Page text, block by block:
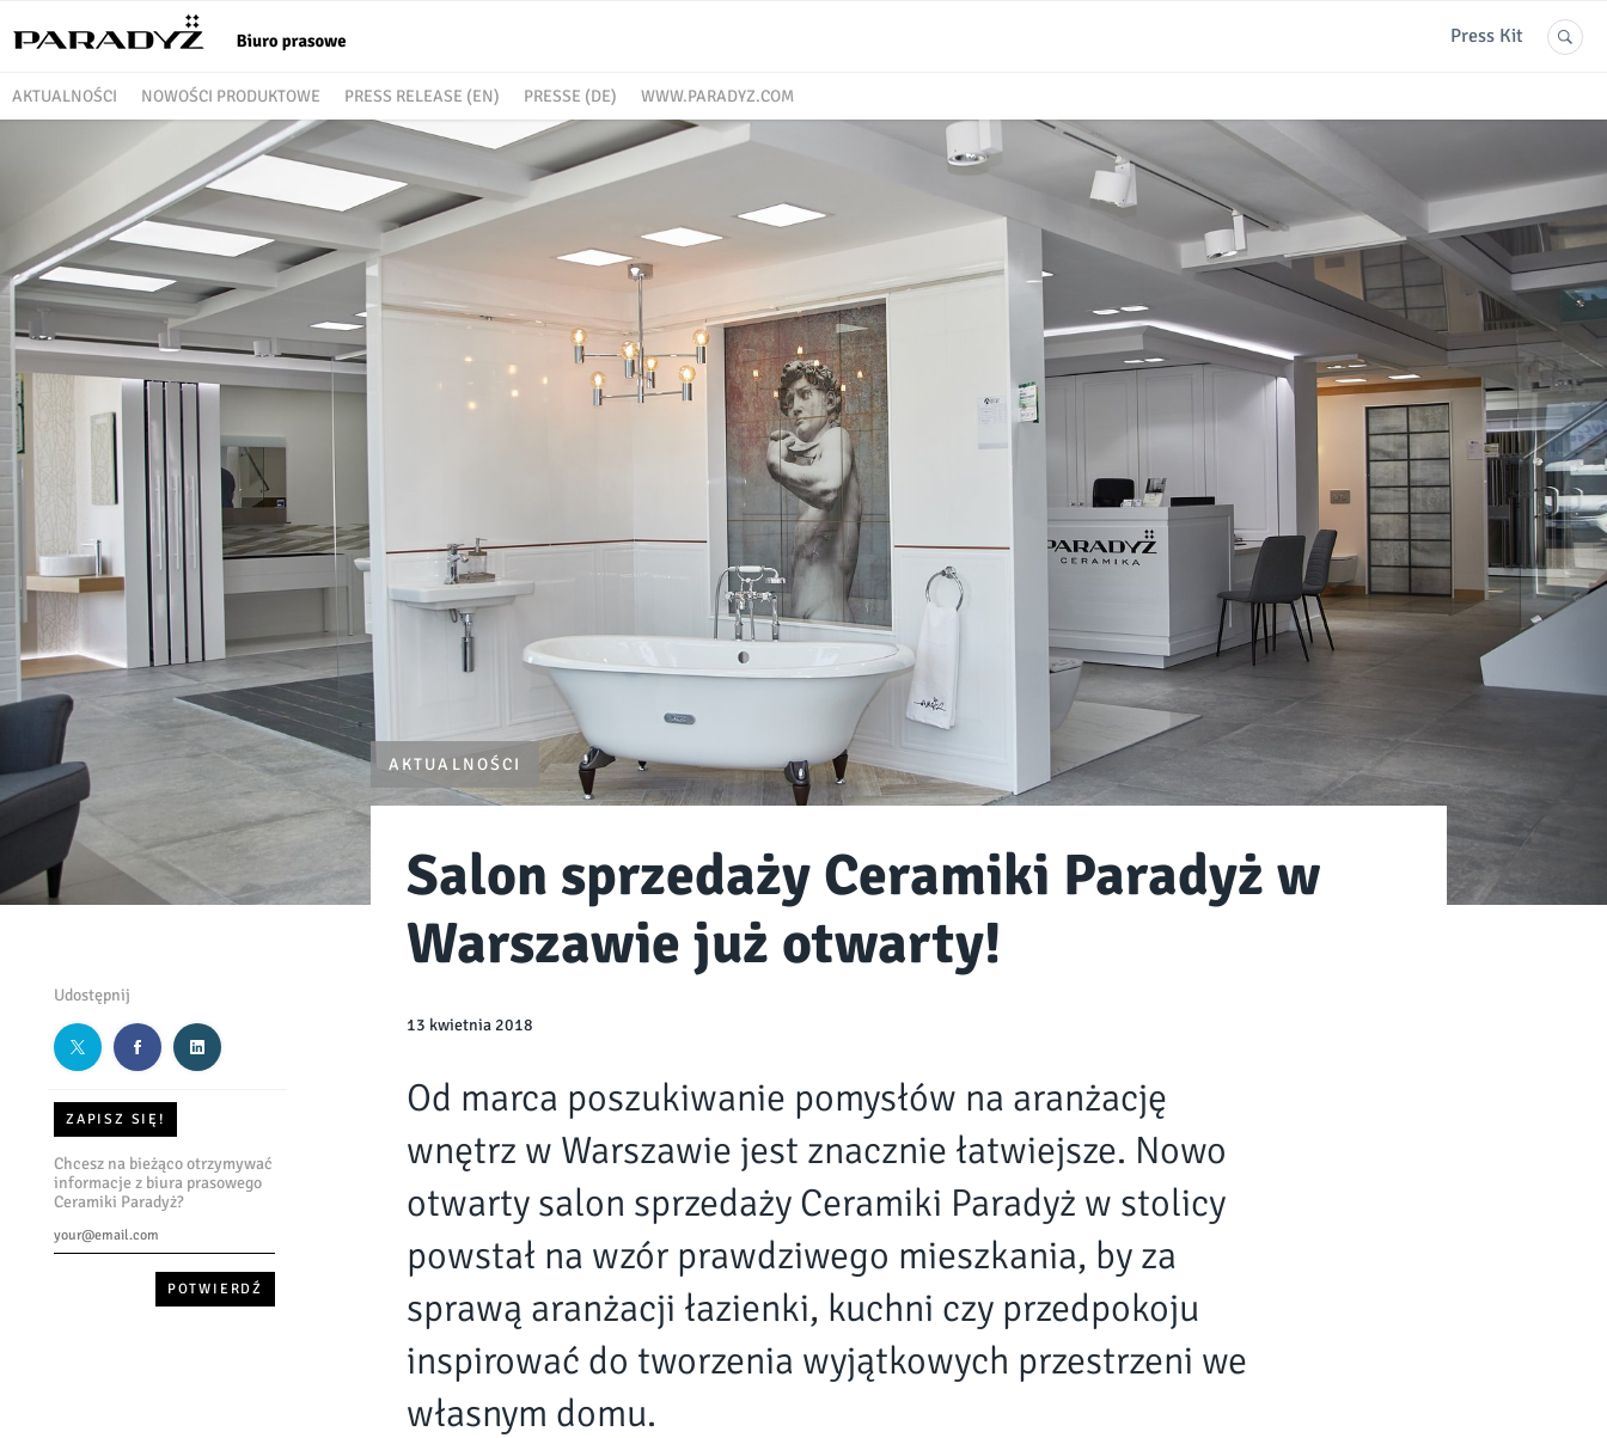
Press Kit
AKTUALNOŚCI NOWOŚCI PRODUKTOWE PRESS RELEASE (EN) PRESSE (DE) WWW.PARADYZ.COM
Udostępnij
ZAPISZ SIĘ!
Chcesz na bieżąco otrzymywać
informacje z biura prasowego
Ceramiki Paradyż?
AKTUALNOŚCI
Salon sprzedaży Ceramiki Paradyż w
Warszawie już otwarty!
13 kwietnia 2018
Od marca poszukiwanie pomysłów na aranżację
wnętrz w Warszawie jest znacznie łatwiejsze. Nowo
otwarty salon sprzedaży Ceramiki Paradyż w stolicy
powstał na wzór prawdziwego mieszkania, by za
sprawą aranżacji łazienki, kuchni czy przedpokoju
inspirować do tworzenia wyjątkowych przestrzeni we
własnym domu.